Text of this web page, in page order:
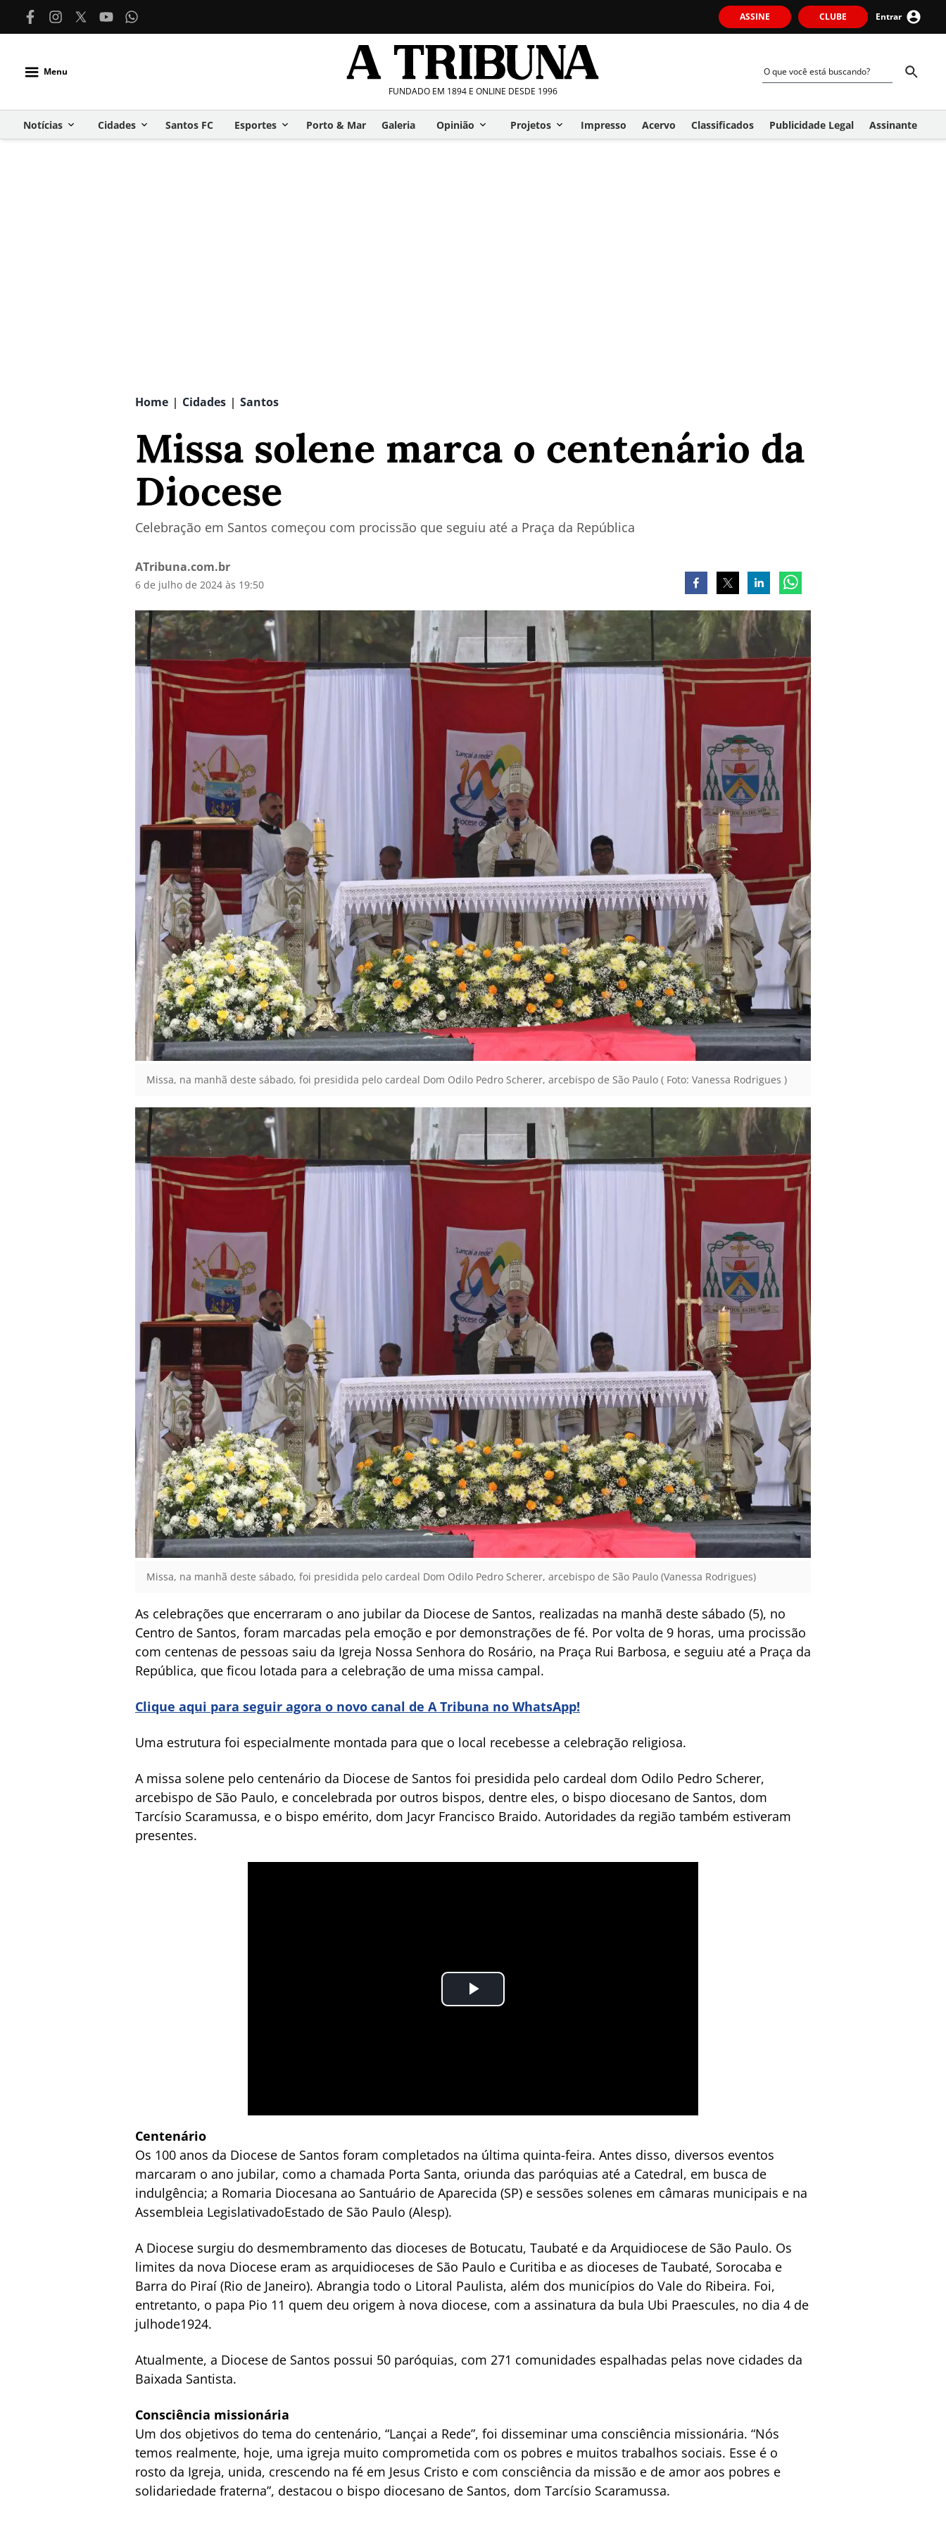
ASSINE CLUBE Entrar
Menu
FUNDADO EM 1894 E ONLINE DESDE 1996
Notícias Cidades Santos FC Esportes Porto & Mar Galeria Opinião Projetos Impresso Acervo Classificados Publicidade Legal Assinante
Home | Cidades | Santos
Missa solene marca o centenário da
Diocese
Celebração em Santos começou com procissão que seguiu até a Praça da República
ATribuna.com.br
6 de julho de 2024 às 19:50
Missa, na manhã deste sábado, foi presidida pelo cardeal Dom Odilo Pedro Scherer, arcebispo de São Paulo ( Foto: Vanessa Rodrigues )
Missa, na manhã deste sábado, foi presidida pelo cardeal Dom Odilo Pedro Scherer, arcebispo de São Paulo (Vanessa Rodrigues)
As celebrações que encerraram o ano jubilar da Diocese de Santos, realizadas na manhã deste sábado (5), no
Centro de Santos, foram marcadas pela emoção e por demonstrações de fé. Por volta de 9 horas, uma procissão
com centenas de pessoas saiu da Igreja Nossa Senhora do Rosário, na Praça Rui Barbosa, e seguiu até a Praça da
República, que ficou lotada para a celebração de uma missa campal.
Clique aqui para seguir agora o novo canal de A Tribuna no WhatsApp!
Uma estrutura foi especialmente montada para que o local recebesse a celebração religiosa.
A missa solene pelo centenário da Diocese de Santos foi presidida pelo cardeal dom Odilo Pedro Scherer,
arcebispo de São Paulo, e concelebrada por outros bispos, dentre eles, o bispo diocesano de Santos, dom
Tarcísio Scaramussa, e o bispo emérito, dom Jacyr Francisco Braido. Autoridades da região também estiveram
presentes.
Centenário
Os 100 anos da Diocese de Santos foram completados na última quinta-feira. Antes disso, diversos eventos
marcaram o ano jubilar, como a chamada Porta Santa, oriunda das paróquias até a Catedral, em busca de
indulgência; a Romaria Diocesana ao Santuário de Aparecida (SP) e sessões solenes em câmaras municipais e na
Assembleia LegislativadoEstado de São Paulo (Alesp).
A Diocese surgiu do desmembramento das dioceses de Botucatu, Taubaté e da Arquidiocese de São Paulo. Os
limites da nova Diocese eram as arquidioceses de São Paulo e Curitiba e as dioceses de Taubaté, Sorocaba e
Barra do Piraí (Rio de Janeiro). Abrangia todo o Litoral Paulista, além dos municípios do Vale do Ribeira. Foi,
entretanto, o papa Pio 11 quem deu origem à nova diocese, com a assinatura da bula Ubi Praescules, no dia 4 de
julhode1924.
Atualmente, a Diocese de Santos possui 50 paróquias, com 271 comunidades espalhadas pelas nove cidades da
Baixada Santista.
Consciência missionária
Um dos objetivos do tema do centenário, “Lançai a Rede”, foi disseminar uma consciência missionária. “Nós
temos realmente, hoje, uma igreja muito comprometida com os pobres e muitos trabalhos sociais. Esse é o
rosto da Igreja, unida, crescendo na fé em Jesus Cristo e com consciência da missão e de amor aos pobres e
solidariedade fraterna”, destacou o bispo diocesano de Santos, dom Tarcísio Scaramussa.